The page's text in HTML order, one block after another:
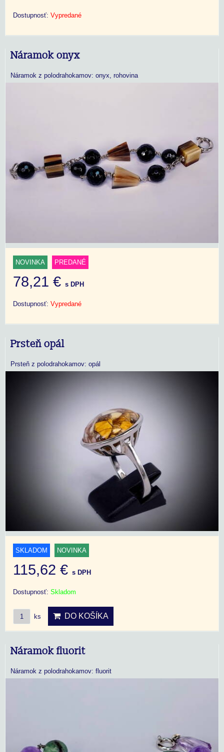
Dostupnosť: Vypredané
Náramok onyx
Náramok z polodrahokamov: onyx, rohovina
NOVINKA PREDANÉ
78,21 € s DPH
Dostupnosť: Vypredané
Prsteň opál
Prsteň z polodrahokamov: opál
SKLADOM NOVINKA
115,62 € s DPH
Dostupnosť: Skladom
ks DO KOŠÍKA
Náramok fluorit
Náramok z polodrahokamov: fluorit